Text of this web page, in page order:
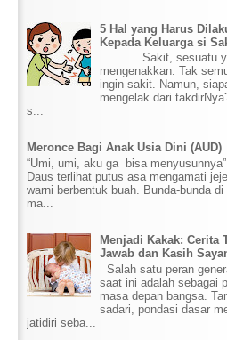
5 Hal yang Harus
Kepada Keluarga si
Sakit, sesuatu
mengenakkan. Tak
ingin sakit. Namun,
mengelak dari
s...
Meronce Bagi Anak Usia Dini (AUD)
“Umi, umi, aku ga bisa
Daus terlihat putus asa mengamati
warni berbentuk buah. Bunda-bunda di
ma...
Menjadi Kakak: Cerita
Jawab dan Kasih
Salah satu peran
saat ini adalah sebagai
masa depan bangsa.
sadari, pondasi dasar
jatidiri seba...